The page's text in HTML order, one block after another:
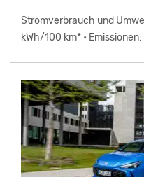
Stromverbrauch und
kWh/100 km* •